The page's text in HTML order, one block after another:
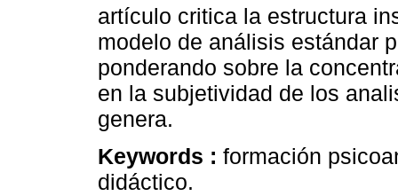
artículo critica la estructura
modelo de análisis estándar
ponderando sobre la
en la subjetividad de los
genera.
Keywords : formación
didáctico.